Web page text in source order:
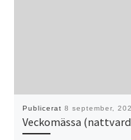
Publicerat 8 september,
Veckomässa